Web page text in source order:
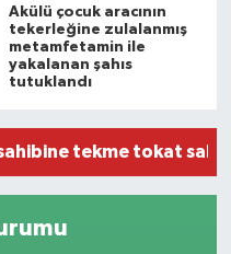
Akülü çocuk aracının
tekerleğine zulalanmış
metamfetamin ile
yakalanan şahıs
tutuklandı
geçiren 17
kaza: 5 yaralı
Kunduz Yağlı
tekme tokat